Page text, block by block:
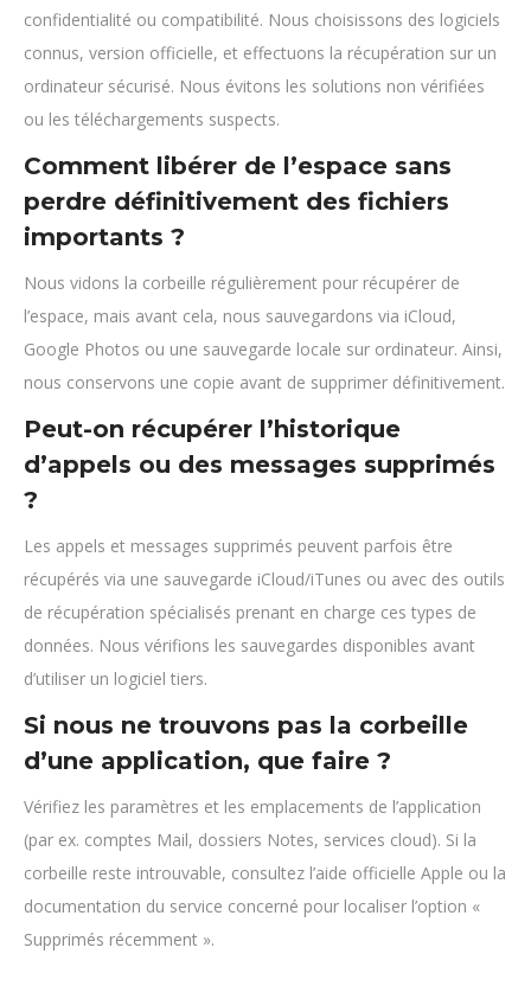
confidentialité ou compatibilité. Nous choisissons des logiciels
connus, version officielle, et effectuons la récupération sur un
ordinateur sécurisé. Nous évitons les solutions non vérifiées
ou les téléchargements suspects.
Comment libérer de l’espace sans
perdre définitivement des fichiers
importants ?
Nous vidons la corbeille régulièrement pour récupérer de
l’espace, mais avant cela, nous sauvegardons via iCloud,
Google Photos ou une sauvegarde locale sur ordinateur. Ainsi,
nous conservons une copie avant de supprimer définitivement.
Peut-on récupérer l’historique
d’appels ou des messages supprimés
?
Les appels et messages supprimés peuvent parfois être
récupérés via une sauvegarde iCloud/iTunes ou avec des outils
de récupération spécialisés prenant en charge ces types de
données. Nous vérifions les sauvegardes disponibles avant
d’utiliser un logiciel tiers.
Si nous ne trouvons pas la corbeille
d’une application, que faire ?
Vérifiez les paramètres et les emplacements de l’application
(par ex. comptes Mail, dossiers Notes, services cloud). Si la
corbeille reste introuvable, consultez l’aide officielle Apple ou la
documentation du service concerné pour localiser l’option «
Supprimés récemment ».